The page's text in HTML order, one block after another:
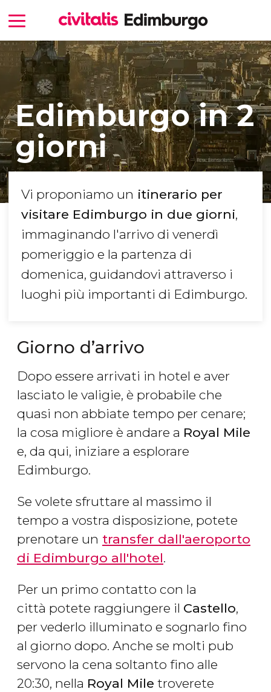
Edimburgo in 2
giorni
Vi proponiamo un itinerario per
visitare Edimburgo in due giorni,
immaginando l'arrivo di venerdì
pomeriggio e la partenza di
domenica, guidandovi attraverso i
luoghi più importanti di Edimburgo.
Giorno d’arrivo
Dopo essere arrivati in hotel e aver
lasciato le valigie, è probabile che
quasi non abbiate tempo per cenare;
la cosa migliore è andare a Royal Mile
e, da qui, iniziare a esplorare
Edimburgo.
Se volete sfruttare al massimo il
tempo a vostra disposizione, potete
prenotare un transfer dall'aeroporto
di Edimburgo all'hotel.
Per un primo contatto con la
città potete raggiungere il Castello,
per vederlo illuminato e sognarlo fino
al giorno dopo. Anche se molti pub
servono la cena soltanto fino alle
20:30, nella Royal Mile troverete